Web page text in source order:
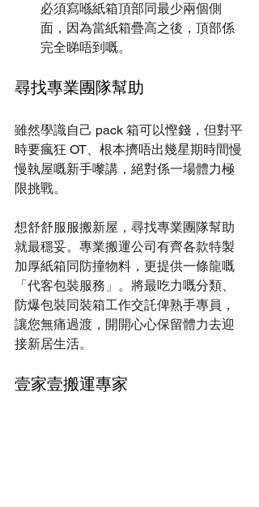
必須寫喺紙箱頂部同最少兩個側
面，因為當紙箱疊高之後，頂部係
完全睇唔到嘅。
尋找專業團隊幫助
雖然學識自己 pack 箱可以慳錢，但對平
時要瘋狂 OT、根本擠唔出幾星期時間慢
慢執屋嘅新手嚟講，絕對係一場體力極
限挑戰。
想舒舒服服搬新屋，尋找專業團隊幫助
就最穩妥。專業搬運公司有齊各款特製
加厚紙箱同防撞物料，更提供一條龍嘅
「代客包裝服務」。將最吃力嘅分類、
防爆包裝同裝箱工作交託俾熟手專員，
讓您無痛過渡，開開心心保留體力去迎
接新居生活。
壹家壹搬運專家